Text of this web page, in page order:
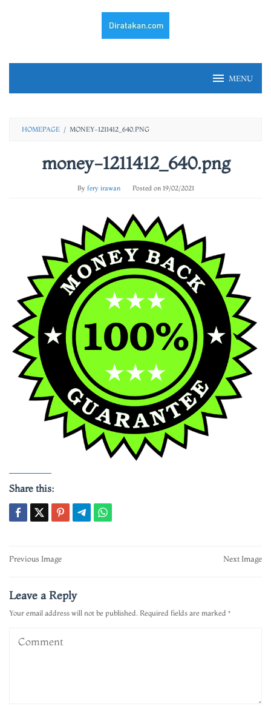
MENU
HOMEPAGE / MONEY-1211412_640.PNG
money-1211412_640.png
By fery irawan Posted on 19/02/2021
Share this:
Post
Previous Image Next Image
Leave a Reply
Your email address will not be published. Required fields are marked *